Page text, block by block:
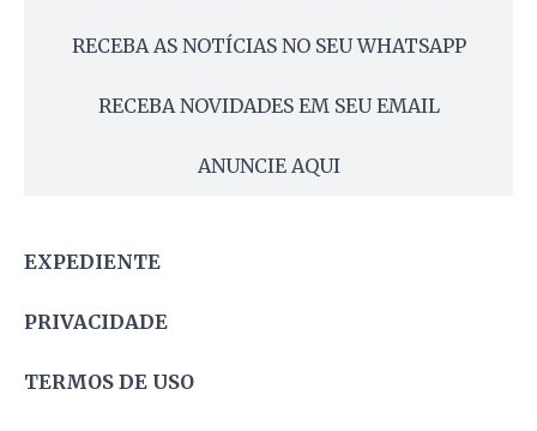
RECEBA AS NOTÍCIAS NO SEU WHATSAPP
RECEBA NOVIDADES EM SEU EMAIL
ANUNCIE AQUI
EXPEDIENTE
PRIVACIDADE
TERMOS DE USO